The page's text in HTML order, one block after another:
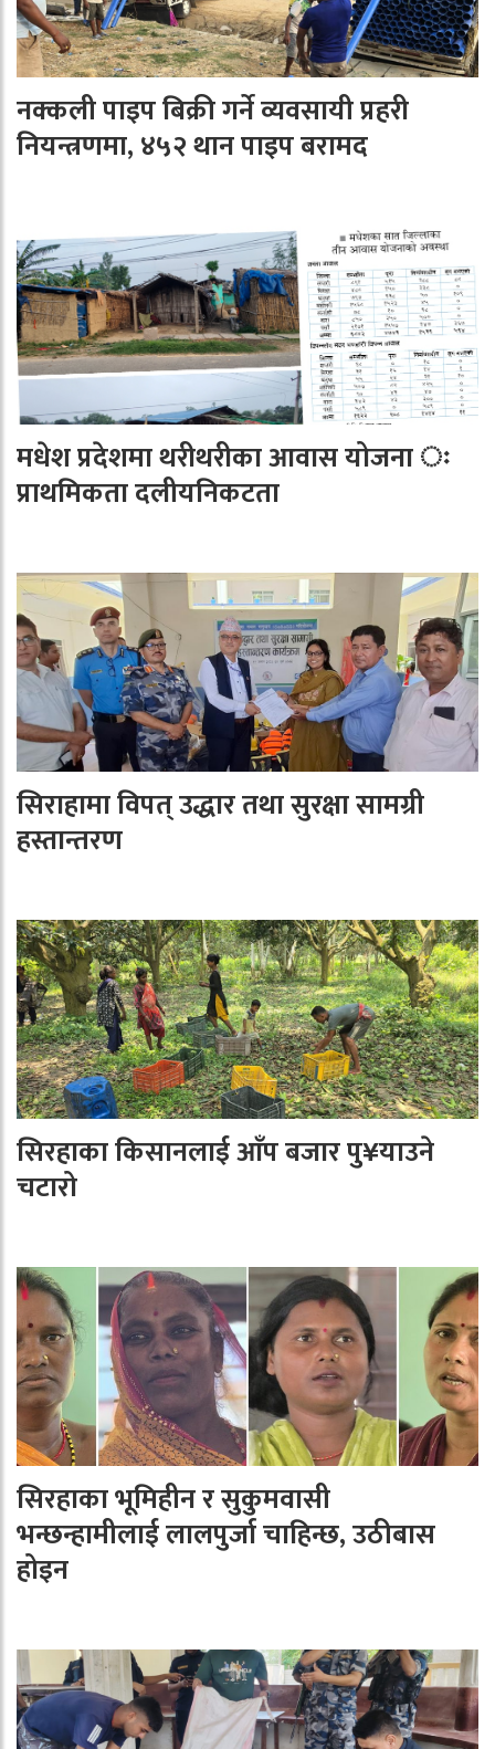
नक्कली पाइप बिक्री गर्ने व्यवसायी प्रहरी
नियन्त्रणमा, ४५२ थान पाइप बरामद
मधेश प्रदेशमा थरीथरीका आवास योजना ः
प्राथमिकता दलीयनिकटता
सिराहामा विपत् उद्धार तथा सुरक्षा सामग्री
हस्तान्तरण
सिरहाका किसानलाई आँप बजार पु¥याउने
चटारो
सिरहाका भूमिहीन र सुकुमवासी
भन्छन्हामीलाई लालपुर्जा चाहिन्छ, उठीबास
होइन